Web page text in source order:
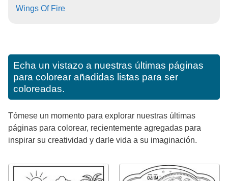
Wings Of Fire
Echa un vistazo a nuestras últimas páginas
para colorear añadidas listas para ser
coloreadas.
Tómese un momento para explorar nuestras últimas
páginas para colorear, recientemente agregadas para
inspirar su creatividad y darle vida a su imaginación.